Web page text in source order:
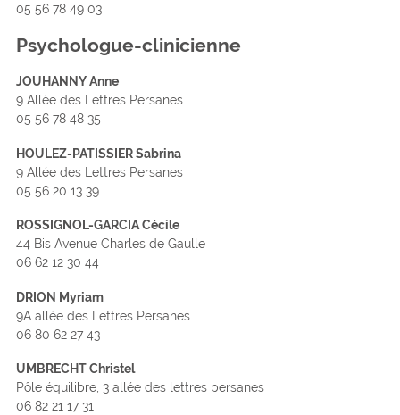
05 56 78 49 03
Psychologue-clinicienne
JOUHANNY Anne
9 Allée des Lettres Persanes
05 56 78 48 35
HOULEZ-PATISSIER Sabrina
9 Allée des Lettres Persanes
05 56 20 13 39
ROSSIGNOL-GARCIA Cécile
44 Bis Avenue Charles de Gaulle
06 62 12 30 44
DRION Myriam
9A allée des Lettres Persanes
06 80 62 27 43
UMBRECHT Christel
Pôle équilibre, 3 allée des lettres persanes
06 82 21 17 31